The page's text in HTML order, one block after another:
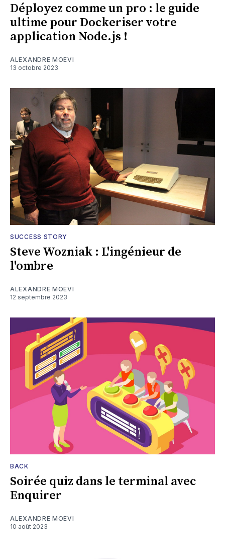
Déployez comme un pro : le guide
ultime pour Dockeriser votre
application Node.js !
ALEXANDRE MOEVI
13 octobre 2023
SUCCESS STORY
Steve Wozniak : L'ingénieur de
l'ombre
ALEXANDRE MOEVI
12 septembre 2023
BACK
Soirée quiz dans le terminal avec
Enquirer
ALEXANDRE MOEVI
10 août 2023